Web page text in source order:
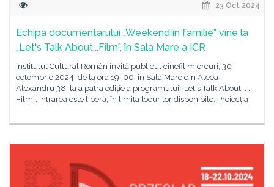
23 Oct 2024
Echipa documentarului „Weekend în familie” vine la
„Let's Talk About...Film”, în Sala Mare a ICR
Institutul Cultural Român invită publicul cinefil miercuri, 30
octombrie 2024, de la ora 19. 00, în Sala Mare din Aleea
Alexandru 38, la a patra ediție a programului „Let's Talk About. . .
Film”. Intrarea este liberă, în limita locurilor disponibile. Proiecția